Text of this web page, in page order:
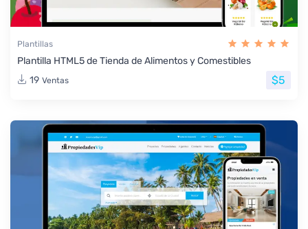
Plantillas
Plantilla HTML5 de Tienda de Alimentos y Comestibles
19 Ventas $5